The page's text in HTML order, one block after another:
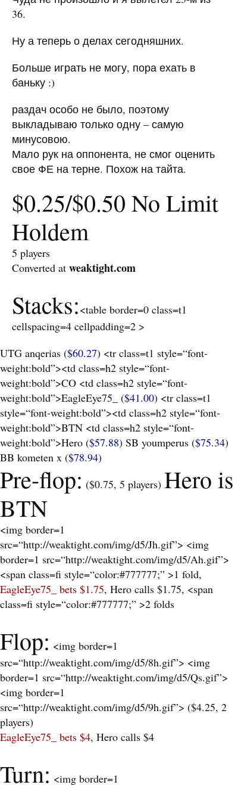
36.
Ну а теперь о делах сегодняшних.
Больше играть не могу, пора ехать в
баньку :)
раздач особо не было, поэтому
выкладываю только одну – самую
минусовою.
Мало рук на оппонента, не смог оценить
свое ФЕ на терне. Похож на тайта.
$0.25/$0.50 No Limit
Holdem
5 players
Converted at weaktight.com
Stacks:<table border=0 class=t1
cellspacing=4 cellpadding=2 >
UTG anqerias ($60.27) <tr class=t1 style=“font-
weight:bold”><td class=h2 style=“font-
weight:bold”>CO <td class=h2 style=“font-
weight:bold”>EagleEye75_ ($41.00) <tr class=t1
style=“font-weight:bold”><td class=h2 style=“font-
weight:bold”>BTN <td class=h2 style=“font-
weight:bold”>Hero ($57.88) SB youmperus ($75.34)
BB kometen x ($78.94)
Pre-flop: ($0.75, 5 players) Hero is
BTN
<img border=1
src=“http://weaktight.com/img/d5/Jh.gif”> <img
border=1 src=“http://weaktight.com/img/d5/Ah.gif”>
<span class=fi style=“color:#777777;” >1 fold,
EagleEye75_ bets $1.75, Hero calls $1.75, <span
class=fi style=“color:#777777;” >2 folds
Flop: <img border=1
src=“http://weaktight.com/img/d5/8h.gif”> <img
border=1 src=“http://weaktight.com/img/d5/Qs.gif”>
<img border=1
src=“http://weaktight.com/img/d5/9h.gif”> ($4.25, 2
players)
EagleEye75_ bets $4, Hero calls $4
Turn: <img border=1